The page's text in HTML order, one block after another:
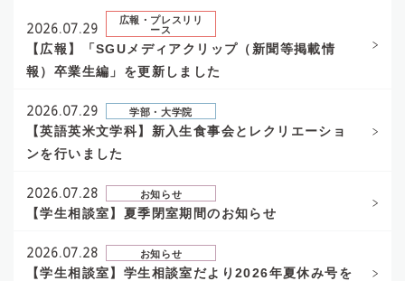
2026.07.29
広報・プレスリリ
ース
【広報】「SGUメディアクリップ（新聞等掲載情
報）卒業生編」を更新しました
2026.07.29 学部・大学院
【英語英米文学科】新入生食事会とレクリエーショ
ンを行いました
2026.07.28 お知らせ
【学生相談室】夏季閉室期間のお知らせ
2026.07.28 お知らせ
【学生相談室】学生相談室だより2026年夏休み号を